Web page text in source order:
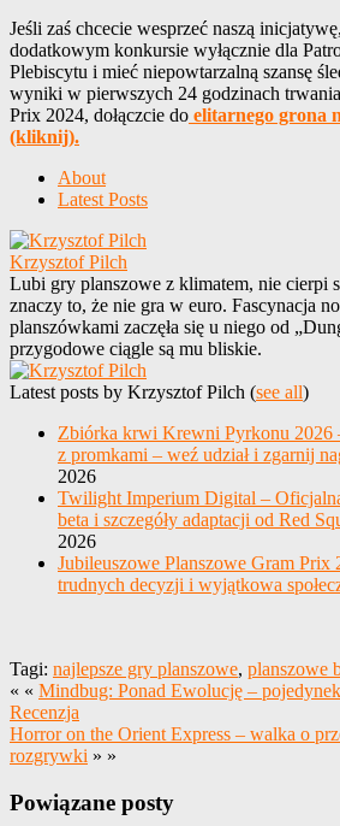
Jeśli zaś chcecie wesprzeć naszą
dodatkowym konkursie wyłącznie dla
Plebiscytu i mieć niepowtarzalną szansę
wyniki w pierwszych 24 godzinach
Prix 2024, dołączcie do elitarnego grona
(kliknij).
About
Latest Posts
Krzysztof Pilch
Lubi gry planszowe z klimatem, nie cierpi
znaczy to, że nie gra w euro. Fascynacja
planszówkami zaczęła się u niego od
przygodowe ciągle są mu bliskie.
Latest posts by Krzysztof Pilch (see all)
Zbiórka krwi Krewni Pyrkonu 2026
z promkami – weź udział i zgarnij
2026
Twilight Imperium Digital –
beta i szczegóły adaptacji od Red
2026
Jubileuszowe Planszowe Gram Prix
trudnych decyzji i wyjątkowa
Tagi: najlepsze gry planszowe, planszowe
« « Mindbug: Ponad Ewolucję –
Recenzja
Horror on the Orient Express – walka o
rozgrywki » »
Powiązane posty